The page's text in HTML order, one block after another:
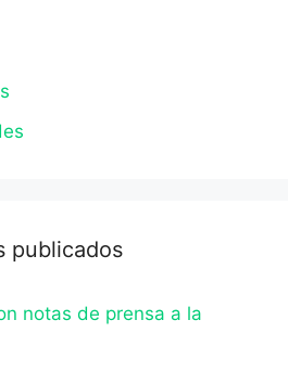
publicados
notas de prensa a la